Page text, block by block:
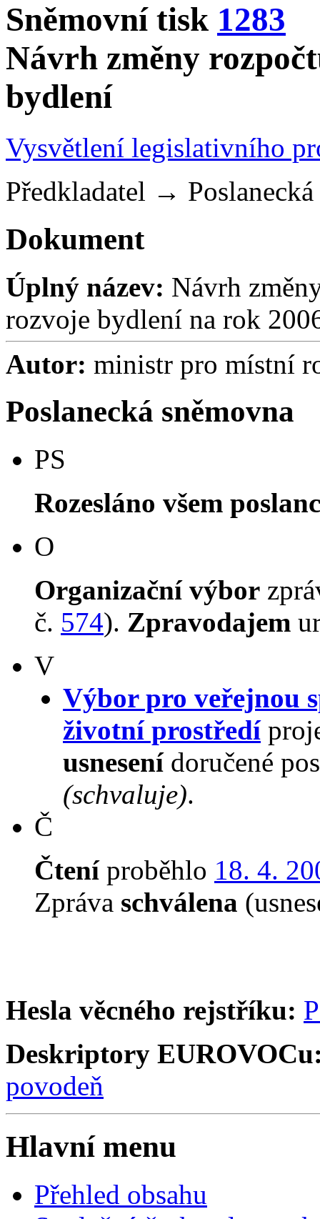
Sněmovní tisk 1283
Návrh změny
bydlení
Vysvětlení legislativního
Předkladatel →
Dokument
Úplný název: Návrh
rozvoje bydlení na rok
Autor: ministr pro místní
Poslanecká sněmovna
PS
Rozesláno všem
O
Organizační výbor
č. 574). Zpravodajem
V
Výbor pro veřejnou
životní prostředí
usnesenídoručené
(schvaluje).
Č
Čteníproběhlo 18. 4.
Zpráva schválena
Hesla věcného rejstříku:
Deskriptory
povodeň
Hlavní menu
Přehled obsahu